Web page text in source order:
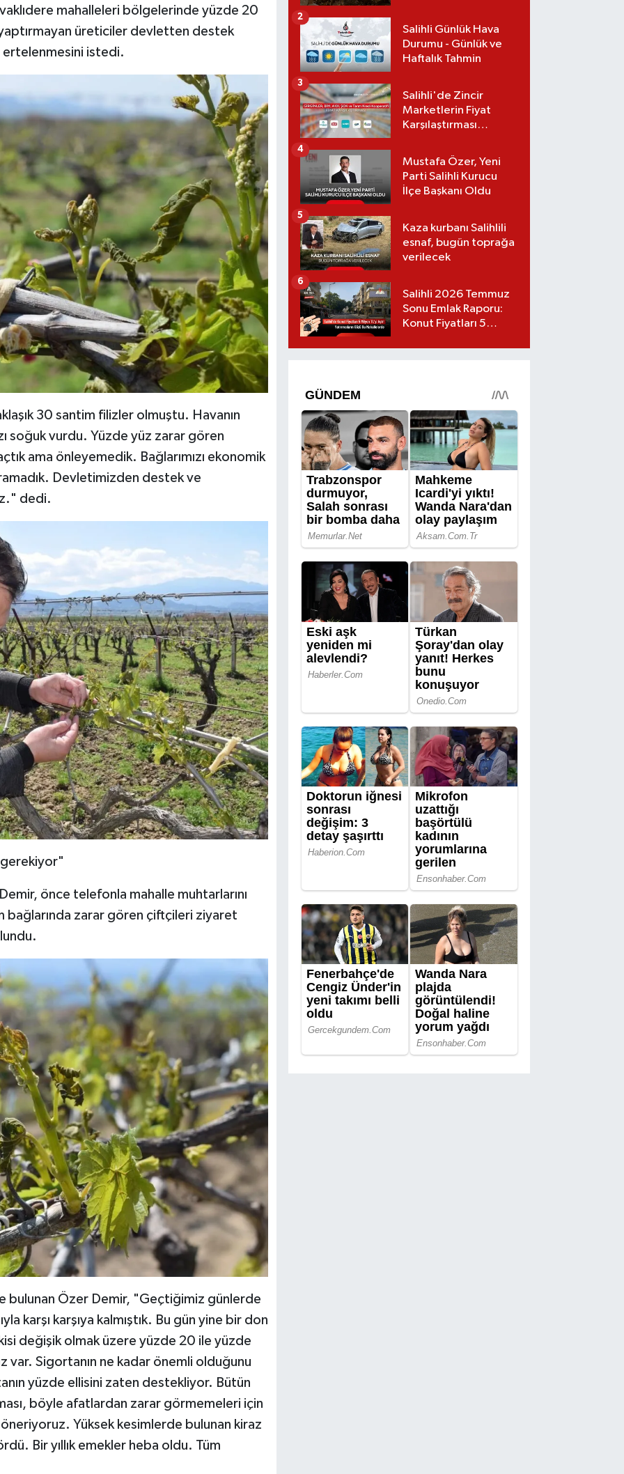
mahalleleri bölgelerinde yüzde 20
üreticiler devletten destek
ertelenmesini istedi.
30 santim filizler olmuştu. Havanın
soğuk vurdu. Yüzde yüz zarar gören
ama önleyemedik. Bağlarımızı ekonomik
Devletimizden destek ve
dedi.
önce telefonla mahalle muhtarlarını
bağlarında zarar gören çiftçileri ziyaret
bulunan Özer Demir, "Geçtiğimiz günlerde
karşı karşıya kalmıştık. Bu gün yine bir don
değişik olmak üzere yüzde 20 ile yüzde
var. Sigortanın ne kadar önemli olduğunu
yüzde ellisini zaten destekliyor. Bütün
böyle afatlardan zarar görmemeleri için
Yüksek kesimlerde bulunan kiraz
Bir yıllık emekler heba oldu. Tüm
(08.08.2026)
Salihli Günlük Hava
Durumu - Günlük ve
Haftalık Tahmin
2
Salihli'de Zincir
Marketlerin Fiyat
Karşılaştırması
3
Mustafa Özer, Yeni
Parti Salihli Kurucu
İlçe Başkanı Oldu
4
Kaza kurbanı Salihlili
esnaf, bugün toprağa
verilecek
5
Salihli 2026 Temmuz
Sonu Emlak Raporu:
Konut Fiyatları 5
6